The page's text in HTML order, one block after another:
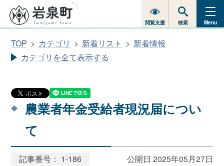
閲覧支援 検索 Menu
TOP カテゴリ 新着リスト
新着情報
カテゴリを全て表示する
農業者年金受給者現況届につい
て
記事番号： 1-186
公開日 2025年05月27日